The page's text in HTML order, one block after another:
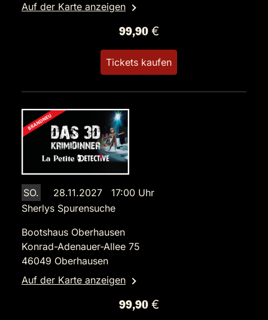
Auf der Karte anzeigen
99,90 €
Tickets kaufen
SO.
28.11.2027 17:00 Uhr
Sherlys Spurensuche
Bootshaus Oberhausen
Konrad-Adenauer-Allee 75
46049 Oberhausen
Auf der Karte anzeigen
99,90 €